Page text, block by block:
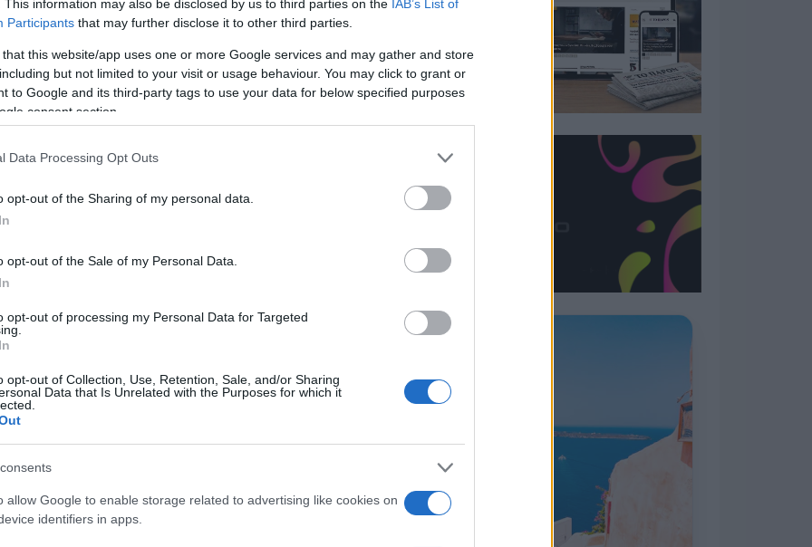
This information may also be disclosed by us to third parties on the IAB’s List of
Participants that may further disclose it to other third parties.
that this website/app uses one or more Google services and may gather and store
but not limited to your visit or usage behaviour. You may click to grant or
to Google and its third-party tags to use your data for below specified purposes
consent section.
Data Processing Opt Outs
opt-out of the Sharing of my personal data.
opt-out of the Sale of my Personal Data.
opt-out of processing my Personal Data for Targeted
opt-out of Collection, Use, Retention, Sale, and/or Sharing
Data that Is Unrelated with the Purposes for which it
allow Google to enable storage related to advertising like cookies on
identifiers in apps.
στον
η διατήρηση
στο στόχαστρο τους συνδικαλιστές της ΕΡΤ, ο πρώην
κατά της χθεσινής απόφασης του ΔΣ της ΕΡΤ, που
Ραδιοτηλεόραση. Υπενθυμίζεται ότι ο κ. Μόσιαλος
,
, ΕΤ1 , ΗΛΙΑΣ ΜΟΣΙΑΛΟΣ